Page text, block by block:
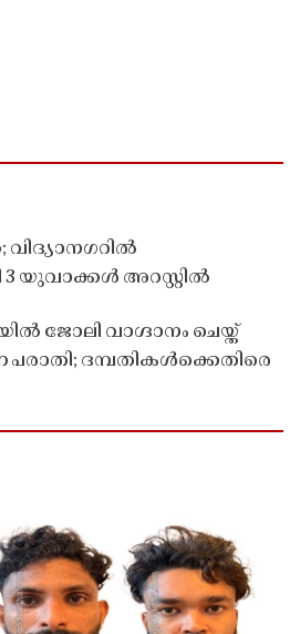
യുവാക്കൾ അറസ്റ്റിൽ
ജോലി വാഗ്ദാനം ചെയ്ത്
പരാതി; ദമ്പതികൾക്കെതിരെ